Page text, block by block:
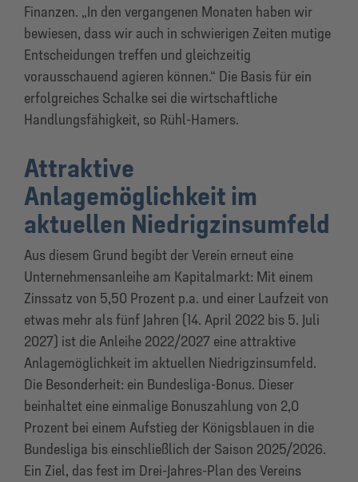
Finanzen. „In den vergangenen Monaten haben wir
bewiesen, dass wir auch in schwierigen Zeiten mutige
Entscheidungen treffen und gleichzeitig
vorausschauend agieren können.“ Die Basis für ein
erfolgreiches Schalke sei die wirtschaftliche
Handlungsfähigkeit, so Rühl-Hamers.
Attraktive
Anlagemöglichkeit im
aktuellen Niedrigzinsumfeld
Aus diesem Grund begibt der Verein erneut eine
Unternehmensanleihe am Kapitalmarkt: Mit einem
Zinssatz von 5,50 Prozent p.a. und einer Laufzeit von
etwas mehr als fünf Jahren (14. April 2022 bis 5. Juli
2027) ist die Anleihe 2022/2027 eine attraktive
Anlagemöglichkeit im aktuellen Niedrigzinsumfeld.
Die Besonderheit: ein Bundesliga-Bonus. Dieser
beinhaltet eine einmalige Bonuszahlung von 2,0
Prozent bei einem Aufstieg der Königsblauen in die
Bundesliga bis einschließlich der Saison 2025/2026.
Ein Ziel, das fest im Drei-Jahres-Plan des Vereins